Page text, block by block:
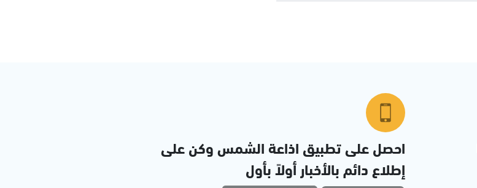
احصل على تطبيق اذاعة الشمس وكن على
إطلاع دائم بالأخبار أولاً بأول